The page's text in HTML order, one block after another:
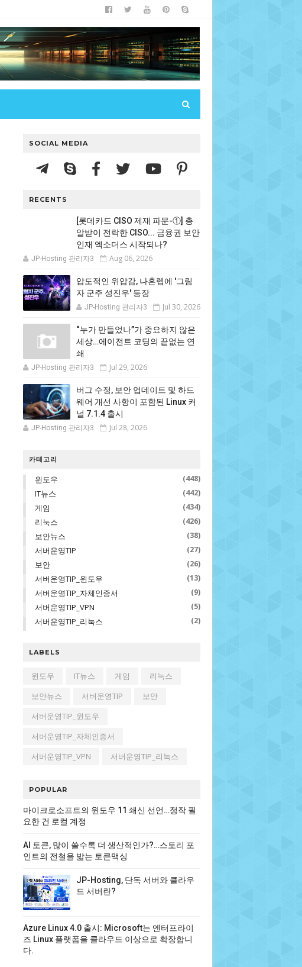
SOCIAL MEDIA
RECENTS
[롯데카드 CISO 제재 파문-①] 총
알받이 전락한 CISO... 금융권 보안
인재 엑소더스 시작되나?
JP-Hosting 관리자3 Aug 06, 2026
압도적인 위압감, 나혼렙에 '그림
자 군주 성진우' 등장
JP-Hosting 관리자3 Jul 30, 2026
“누가 만들었나”가 중요하지 않은
세상…에이전트 코딩의 끝없는 연
쇄
JP-Hosting 관리자3 Jul 29, 2026
버그 수정, 보안 업데이트 및 하드
웨어 개선 사항이 포함된 Linux 커
널 7.1.4 출시
JP-Hosting 관리자3 Jul 28, 2026
카테고리
윈도우 (448)
IT뉴스 (442)
게임 (434)
리눅스 (426)
보안뉴스 (38)
서버운영TIP (27)
보안 (26)
서버운영TIP_윈도우 (13)
서버운영TIP_자체인증서 (9)
서버운영TIP_VPN (5)
서버운영TIP_리눅스 (2)
LABELS
윈도우 IT뉴스 게임
리눅스
보안뉴스
서버운영TIP
보안
서버운영TIP_윈도우
서버운영TIP_자체인증서
서버운영TIP_VPN
서버운영TIP_리눅스
POPULAR
마이크로소프트의 윈도우 11 쇄신 선언…정작 필
요한 건 로컬 계정
AI 토큰, 많이 쓸수록 더 생산적인가?…스토리 포
인트의 전철을 밟는 토큰맥싱
JP-Hosting, 단독 서버와 클라우
드 서버란?
Azure Linux 4.0 출시: Microsoft는 엔터프라이
즈 Linux 플랫폼을 클라우드 이상으로 확장합니
다.